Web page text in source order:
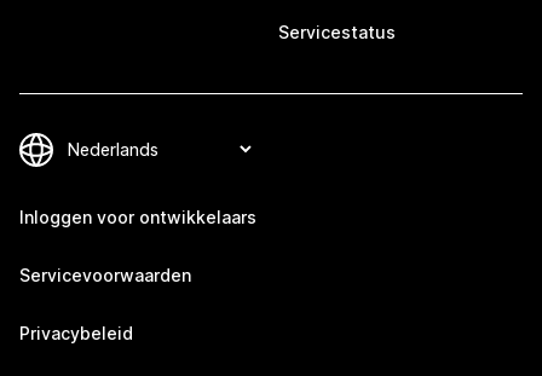
Servicestatus
Inloggen voor ontwikkelaars
Servicevoorwaarden
Privacybeleid